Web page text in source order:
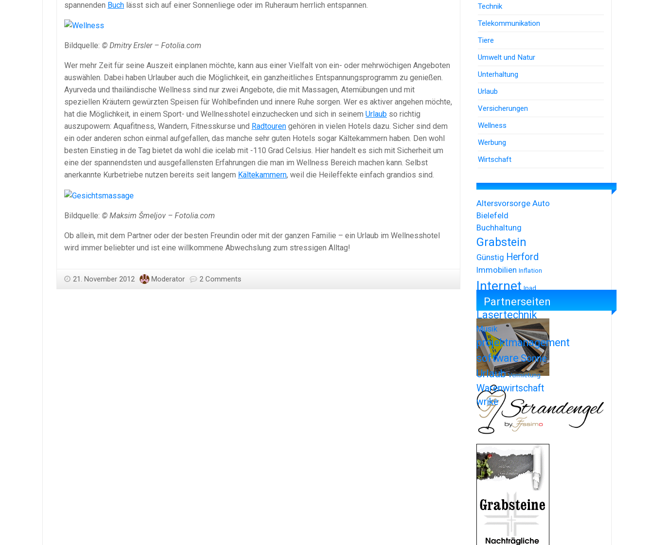
spannenden Buch lässt sich auf einer Sonnenliege oder im Ruheraum herrlich entspannen.
Bildquelle: © Dmitry Ersler – Fotolia.com
Wer mehr Zeit für seine Auszeit einplanen möchte, kann aus einer Vielfalt von ein- oder mehrwöchigen Angeboten
auswählen. Dabei haben Urlauber auch die Möglichkeit, ein ganzheitliches Entspannungsprogramm zu genießen.
Ayurveda und thailändische Wellness sind nur zwei Angebote, die mit Massagen, Atemübungen und mit
speziellen Kräutern gewürzten Speisen für Wohlbefinden und innere Ruhe sorgen. Wer es aktiver angehen möchte,
hat die Möglichkeit, in einem Sport- und Wellnesshotel einzuchecken und sich in seinem Urlaub so richtig
auszupowern: Aquafitness, Wandern, Fitnesskurse und Radtouren gehören in vielen Hotels dazu. Sicher sind dem
ein oder anderen schon einmal aufgefallen, das manche sehr guten Hotels sogar Kältekammern haben. Den wohl
besten Einstieg in de Tag bietet da wohl die icelab mit -110 Grad Celsius. Hier handelt es sich mit Sicherheit um
eine der spannendsten und ausgefallensten Erfahrungen die man im Wellness Bereich machen kann. Selbst
anerkannte Kurbetriebe nutzen bereits seit langem Kältekammern, weil die Heileffekte einfach grandios sind.
Bildquelle: © Maksim Šmeljov – Fotolia.com
Ob allein, mit dem Partner oder der besten Freundin oder mit der ganzen Familie – ein Urlaub im Wellnesshotel
wird immer beliebter und ist eine willkommene Abwechslung zum stressigen Alltag!
21. November 2012 Moderator 2 Comments
Technik
Telekommunikation
Tiere
Umwelt und Natur
Unterhaltung
Urlaub
Versicherungen
Wellness
Werbung
Wirtschaft
Altersvorsorge Auto
Bielefeld
Buchhaltung
Grabstein
Günstig Herford
Immobilien Inflation
Internet Ipad
Iphone
Lasertechnik
Musik
projektmanagement
softwareSonne
Urlaub Vermietung
Warenwirtschaft
wrike
Partnerseiten